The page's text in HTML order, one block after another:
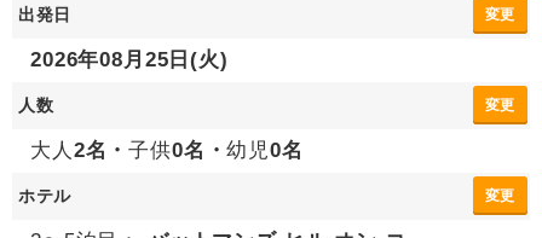
出発日 変更
2026年08月25日(火)
人数 変更
大人 2名・子供0名・幼児0名
ホテル 変更